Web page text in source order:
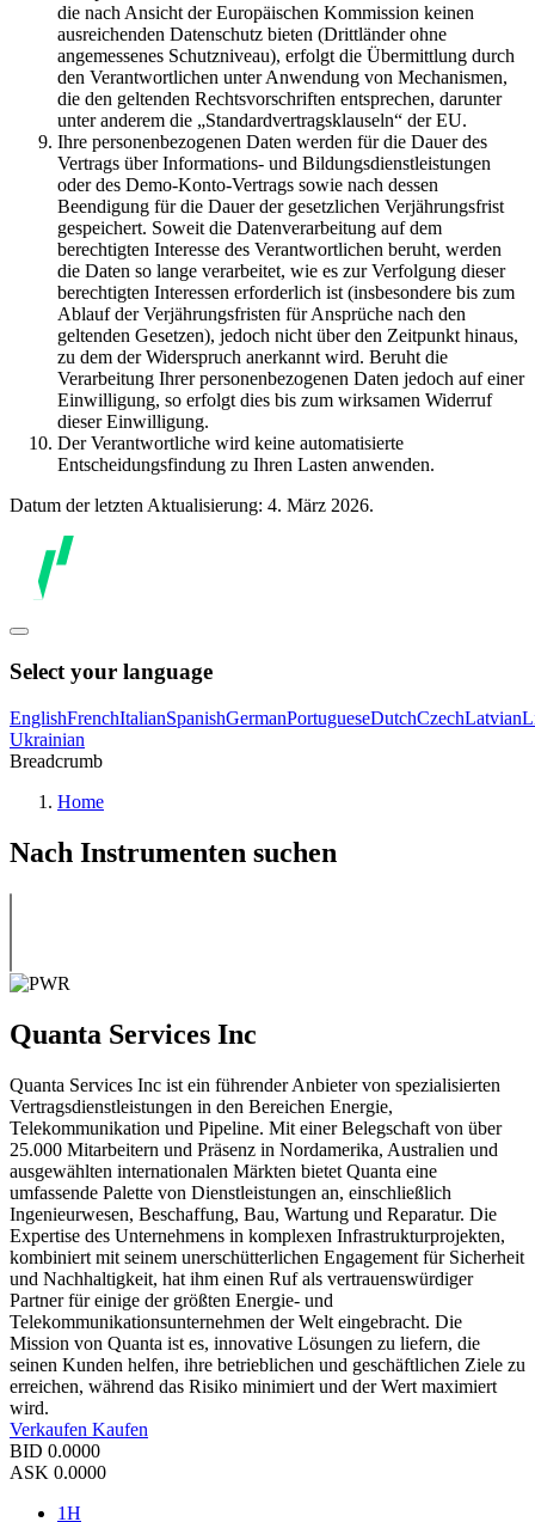
die nach Ansicht der Europäischen Kommission keinen
ausreichenden Datenschutz bieten (Drittländer ohne
angemessenes Schutzniveau), erfolgt die Übermittlung durch
den Verantwortlichen unter Anwendung von Mechanismen,
die den geltenden Rechtsvorschriften entsprechen, darunter
unter anderem die „Standardvertragsklauseln“ der EU.
Ihre personenbezogenen Daten werden für die Dauer des
Vertrags über Informations- und Bildungsdienstleistungen
oder des Demo-Konto-Vertrags sowie nach dessen
Beendigung für die Dauer der gesetzlichen Verjährungsfrist
gespeichert. Soweit die Datenverarbeitung auf dem
berechtigten Interesse des Verantwortlichen beruht, werden
die Daten so lange verarbeitet, wie es zur Verfolgung dieser
berechtigten Interessen erforderlich ist (insbesondere bis zum
Ablauf der Verjährungsfristen für Ansprüche nach den
geltenden Gesetzen), jedoch nicht über den Zeitpunkt hinaus,
zu dem der Widerspruch anerkannt wird. Beruht die
Verarbeitung Ihrer personenbezogenen Daten jedoch auf einer
Einwilligung, so erfolgt dies bis zum wirksamen Widerruf
dieser Einwilligung.
Der Verantwortliche wird keine automatisierte
Entscheidungsfindung zu Ihren Lasten anwenden.
Datum der letzten Aktualisierung: 4. März 2026.
Select your language
EnglishFrenchItalianSpanishGermanPortugueseDutchCzechLatvian
Ukrainian
Breadcrumb
Home
Nach Instrumenten suchen
Quanta Services Inc
Quanta Services Inc ist ein führender Anbieter von spezialisierten
Vertragsdienstleistungen in den Bereichen Energie,
Telekommunikation und Pipeline. Mit einer Belegschaft von über
25.000 Mitarbeitern und Präsenz in Nordamerika, Australien und
ausgewählten internationalen Märkten bietet Quanta eine
umfassende Palette von Dienstleistungen an, einschließlich
Ingenieurwesen, Beschaffung, Bau, Wartung und Reparatur. Die
Expertise des Unternehmens in komplexen Infrastrukturprojekten,
kombiniert mit seinem unerschütterlichen Engagement für Sicherheit
und Nachhaltigkeit, hat ihm einen Ruf als vertrauenswürdiger
Partner für einige der größten Energie- und
Telekommunikationsunternehmen der Welt eingebracht. Die
Mission von Quanta ist es, innovative Lösungen zu liefern, die
seinen Kunden helfen, ihre betrieblichen und geschäftlichen Ziele zu
erreichen, während das Risiko minimiert und der Wert maximiert
wird.
Verkaufen Kaufen
BID 0.0000
ASK 0.0000
1H